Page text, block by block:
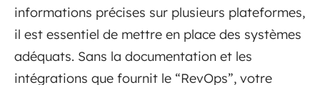
informations précises sur plusieurs plateformes,
il est essentiel de mettre en place des systèmes
adéquats. Sans la documentation et les
intégrations que fournit le “RevOps”, votre